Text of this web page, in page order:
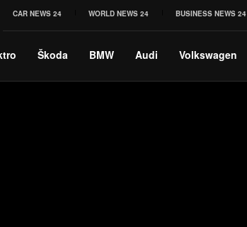
CAR NEWS 24 WORLD NEWS 24 BUSINESS NEWS 24
Škoda BMW Audi Volkswagen